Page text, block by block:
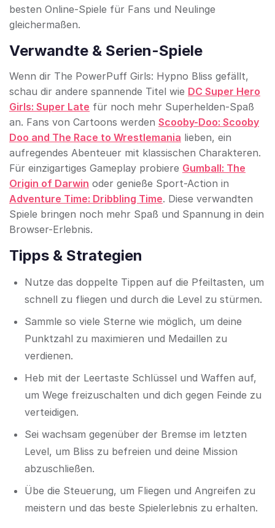
besten Online-Spiele für Fans und Neulinge
gleichermaßen.
Verwandte & Serien-Spiele
Wenn dir The PowerPuff Girls: Hypno Bliss gefällt,
schau dir andere spannende Titel wie DC Super Hero
Girls: Super Late für noch mehr Superhelden-Spaß
an. Fans von Cartoons werden Scooby-Doo: Scooby
Doo and The Race to Wrestlemania lieben, ein
aufregendes Abenteuer mit klassischen Charakteren.
Für einzigartiges Gameplay probiere Gumball: The
Origin of Darwin oder genieße Sport-Action in
Adventure Time: Dribbling Time. Diese verwandten
Spiele bringen noch mehr Spaß und Spannung in dein
Browser-Erlebnis.
Tipps & Strategien
Nutze das doppelte Tippen auf die Pfeiltasten, um
schnell zu fliegen und durch die Level zu stürmen.
Sammle so viele Sterne wie möglich, um deine
Punktzahl zu maximieren und Medaillen zu
verdienen.
Heb mit der Leertaste Schlüssel und Waffen auf,
um Wege freizuschalten und dich gegen Feinde zu
verteidigen.
Sei wachsam gegenüber der Bremse im letzten
Level, um Bliss zu befreien und deine Mission
abzuschließen.
Übe die Steuerung, um Fliegen und Angreifen zu
meistern und das beste Spielerlebnis zu erhalten.